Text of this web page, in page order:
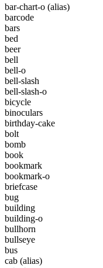
bar-chart-o (alias)
barcode
bars
bed
beer
bell
bell-o
bell-slash
bell-slash-o
bicycle
binoculars
birthday-cake
bolt
bomb
book
bookmark
bookmark-o
briefcase
bug
building
building-o
bullhorn
bullseye
bus
cab (alias)